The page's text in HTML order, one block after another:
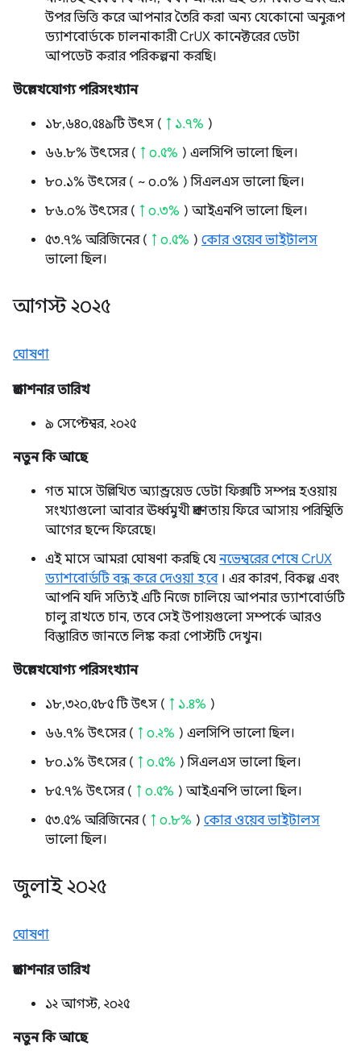
উপর ভিত্তি করে আপনার তৈরি করা অন্য যেকোনো অনুরূপ
ড্যাশবোর্ডকে চালনাকারী CrUX কানেক্টরের ডেটা
আপডেট করার পরিকল্পনা করছি।
উল্লেখযোগ্য পরিসংখ্যান
১৮,৬৪০,৫৪৯টি উৎস ( ↑ ১.৭% )
৬৬.৮% উৎসের ( ↑ ০.৫% ) এলসিপি ভালো ছিল।
৮০.১% উৎসের ( ~ ০.০% ) সিএলএস ভালো ছিল।
৮৬.০% উৎসের ( ↑ ০.৩% ) আইএনপি ভালো ছিল।
৫৩.৭% অরিজিনের ( ↑ ০.৫% ) কোর ওয়েব ভাইটালস
ভালো ছিল।
আগস্ট ২০২৫
ঘোষণা
প্রকাশনার তারিখ
৯ সেপ্টেম্বর, ২০২৫
নতুন কি আছে
গত মাসে উল্লিখিত অ্যান্ড্রয়েড ডেটা ফিক্সটি সম্পন্ন হওয়ায়
সংখ্যাগুলো আবার ঊর্ধ্বমুখী প্রবণতায় ফিরে আসায় পরিস্থিতি
আগের ছন্দে ফিরেছে।
এই মাসে আমরা ঘোষণা করছি যে নভেম্বরের শেষে CrUX
ড্যাশবোর্ডটি বন্ধ করে দেওয়া হবে। এর কারণ, বিকল্প এবং
আপনি যদি সত্যিই এটি নিজে চালিয়ে আপনার ড্যাশবোর্ডটি
চালু রাখতে চান, তবে সেই উপায়গুলো সম্পর্কে আরও
বিস্তারিত জানতে লিঙ্ক করা পোস্টটি দেখুন।
উল্লেখযোগ্য পরিসংখ্যান
১৮,৩২০,৫৮৫ টি উৎস ( ↑ ১.৪% )
৬৬.৭% উৎসের ( ↑ ০.২% ) এলসিপি ভালো ছিল।
৮০.১% উৎসের ( ↑ ০.৫% ) সিএলএস ভালো ছিল।
৮৫.৭% উৎসের ( ↑ ০.৫% ) আইএনপি ভালো ছিল।
৫৩.৫% অরিজিনের ( ↑ ০.৮% ) কোর ওয়েব ভাইটালস
ভালো ছিল।
জুলাই ২০২৫
ঘোষণা
প্রকাশনার তারিখ
১২ আগস্ট, ২০২৫
নতুন কি আছে